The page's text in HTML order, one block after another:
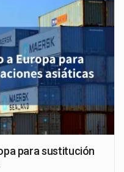
para sustitución